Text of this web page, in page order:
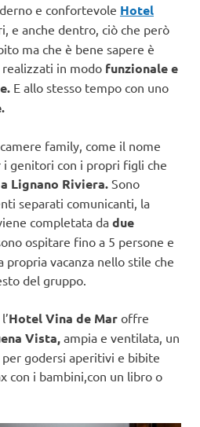
e confortevole Hotel
e anche dentro, ciò che però
ma che è bene sapere è
in modo funzionale e
E allo stesso tempo con uno
family, come il nome
i genitori con i propri figli che
Lignano Riviera. Sono
separati comunicanti, la
completata da due
ospitare fino a 5 persone e
propria vacanza nello stile che
del gruppo.
Hotel Vina de Mar offre
Vista, ampia e ventilata, un
godersi aperitivi e bibite
con i bambini,con un libro o